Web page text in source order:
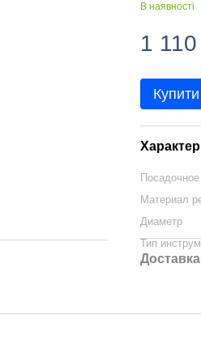
В наявності
1
Купити
Материал
Диаметр
Тип
Доставка